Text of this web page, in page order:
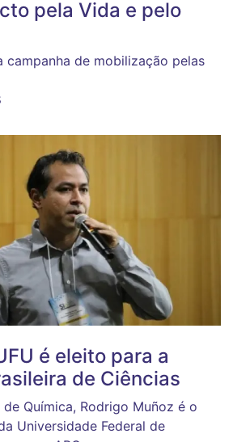
pela Vida e pelo
campanha de mobilização pelas
é eleito para a
de Ciências
Química, Rodrigo Muñoz é o
Universidade Federal de